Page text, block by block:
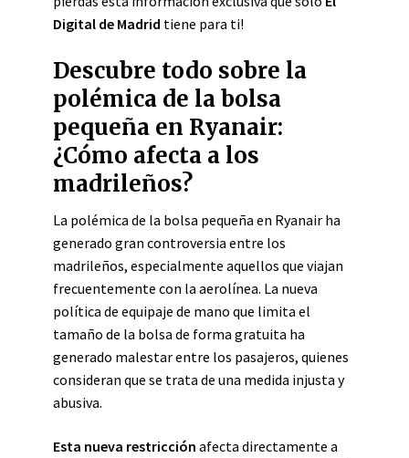
Digital de Madrid tiene para ti!
Descubre todo sobre la
polémica de la bolsa
pequeña en Ryanair:
¿Cómo afecta a los
madrileños?
La polémica de la bolsa pequeña en Ryanair ha
generado gran controversia entre los
madrileños, especialmente aquellos que viajan
frecuentemente con la aerolínea. La nueva
política de equipaje de mano que limita el
tamaño de la bolsa de forma gratuita ha
generado malestar entre los pasajeros, quienes
consideran que se trata de una medida injusta y
abusiva.
Esta nueva restricción afecta directamente a